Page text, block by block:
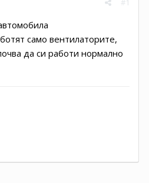
#1
само вентилаторите,
да си работи нормално